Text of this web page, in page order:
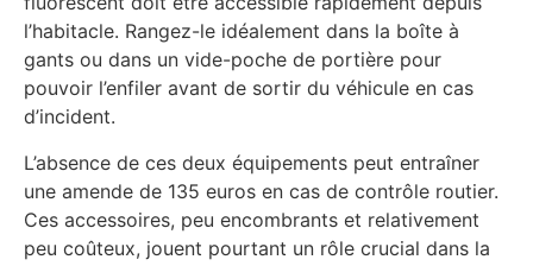
l’habitacle. Rangez-le idéalement dans la boîte à
gants ou dans un vide-poche de portière pour
pouvoir l’enfiler avant de sortir du véhicule en cas
d’incident.
L’absence de ces deux équipements peut entraîner
une amende de 135 euros en cas de contrôle routier.
Ces accessoires, peu encombrants et relativement
peu coûteux, jouent pourtant un rôle crucial dans la